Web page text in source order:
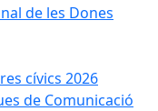
de les Dones
cívics 2026
de Comunicació